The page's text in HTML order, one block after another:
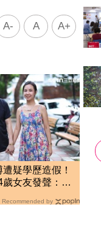
A- A A+
疑學歷造假！
女友發聲：不
Recommended by